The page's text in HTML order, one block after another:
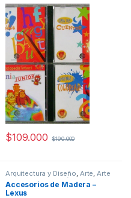
Informática y Tecnología,
Interes General Profesionales y
tecnicos
$109.000 $190.000
Arquitectura y Diseño, Arte, Arte
y Afines Decoración y Muebles
Diseño,Interes General,Ofertas
Profesionales y tecnicos
Accesorios de Madera –
Lexus